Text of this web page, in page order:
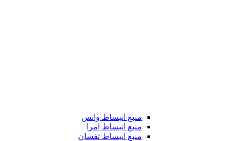
منبع انبساط واتس
منبع انبساط امرا
منبع انبساط تفسان